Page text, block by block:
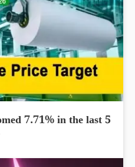
7.71% in the last 5